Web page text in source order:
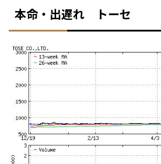
本命・出遅れ トーセ